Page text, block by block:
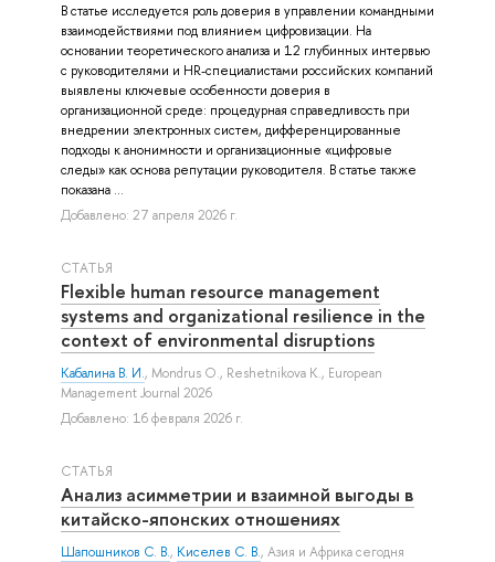
В статье исследуется роль доверия в управлении командными
взаимодействиями под влиянием цифровизации. На
основании теоретического анализа и 12 глубинных интервью
с руководителями и HR-специалистами российских компаний
выявлены ключевые особенности доверия в
организационной среде: процедурная справедливость при
внедрении электронных систем, дифференцированные
подходы к анонимности и организационные «цифровые
следы» как основа репутации руководителя. В статье также
показана ...
Добавлено: 27 апреля 2026 г.
СТАТЬЯ
Flexible human resource management
systems and organizational resilience in the
context of environmental disruptions
Кабалина В. И., Mondrus O., Reshetnikova K., European
Management Journal 2026
Добавлено: 16 февраля 2026 г.
СТАТЬЯ
Анализ асимметрии и взаимной выгоды в
китайско-японских отношениях
Шапошников С. В., Киселев С. В., Азия и Африка сегодня